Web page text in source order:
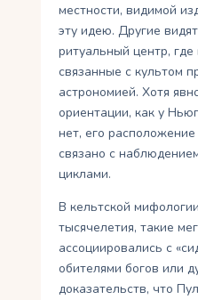
местности, видимой
эту идею. Другие
ритуальный центр,
связанные с культом
астрономией. Хотя
ориентации, как у
нет, его
связано с
циклами.
В кельтской
тысячелетия, такие
ассоциировались с
обителями богов или
доказательств, что